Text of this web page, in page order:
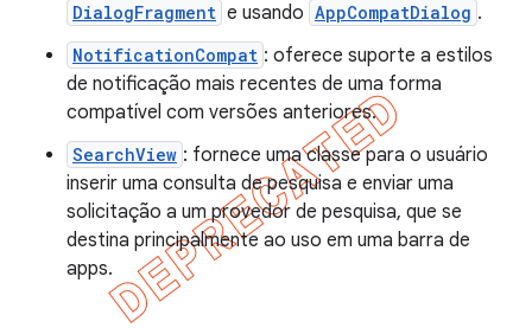
DialogFragment e usando AppCompatDialog .
NotificationCompat : oferece suporte a estilos
de notificação mais recentes de uma forma
compatível com versões anteriores.
SearchView : fornece uma classe para o usuário
inserir uma consulta de pesquisa e enviar uma
solicitação a um provedor de pesquisa, que se
destina principalmente ao uso em uma barra de
apps.